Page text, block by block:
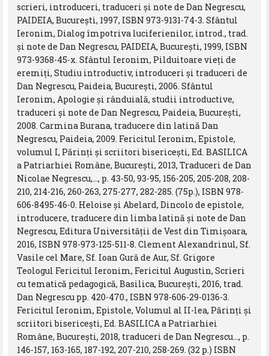
scrieri, introduceri, traduceri şi note de Dan Negrescu,
PAIDEIA, Bucureşti, 1997, ISBN 973-9131-74-3. Sfântul
Ieronim, Dialog împotriva luciferienilor, introd., trad.
şi note de Dan Negrescu, PAIDEIA, Bucureşti, 1999, ISBN
973-9368-45-x. Sfântul Ieronim, Pilduitoare vieţi de
eremiţi, Studiu introductiv, introduceri şi traduceri de
Dan Negrescu, Paideia, Bucureşti, 2006. Sfântul
Ieronim, Apologie şi rânduială, studii introductive,
traduceri şi note de Dan Negrescu, Paideia, Bucureşti,
2008. Carmina Burana, traducere din latină Dan
Negrescu, Paideia, 2009. Fericitul Ieronim, Epistole,
volumul I, Părinţi şi scriitori bisericeşti, Ed. BASILICA
a Patriarhiei Române, Bucureşti, 2013, Traduceri de Dan
Nicolae Negrescu,..., p. 43-50, 93-95, 156-205, 205-208, 208-
210, 214-216, 260-263, 275-277, 282-285. (75p.), ISBN 978-
606-8495-46-0. Heloise și Abelard, Dincolo de epistole,
introducere, traducere din limba latină și note de Dan
Negrescu, Editura Universității de Vest din Timișoara,
2016, ISBN 978-973-125-511-8. Clement Alexandrinul, Sf.
Vasile cel Mare, Sf. Ioan Gură de Aur, Sf. Grigore
Teologul Fericitul Ieronim, Fericitul Augustin, Scrieri
cu tematică pedagogică, Basilica, București, 2016, trad.
Dan Negrescu pp. 420-470., ISBN 978-606-29-0136-3.
Fericitul Ieronim, Epistole, Volumul al II-lea, Părinți și
scriitori bisericești, Ed. BASILICA a Patriarhiei
Române, București, 2018, traduceri de Dan Negrescu…, p.
146-157, 163-165, 187-192, 207-210, 258-269. (32 p.) ISBN